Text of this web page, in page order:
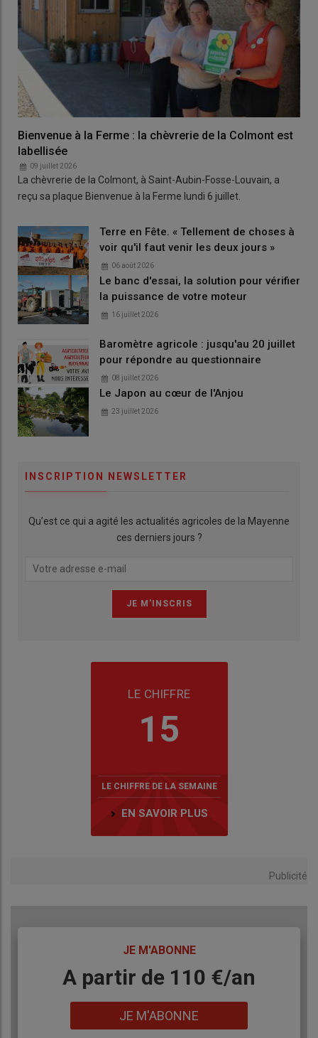
Bienvenue à la Ferme : la chèvrerie de la Colmont est
labellisée
09 juillet 2026
La chèvrerie de la Colmont, à Saint-Aubin-Fosse-Louvain, a
reçu sa plaque Bienvenue à la Ferme lundi 6 juillet.
Terre en Fête. « Tellement de choses à
voir qu'il faut venir les deux jours »
06 août 2026
Le banc d'essai, la solution pour vérifier
la puissance de votre moteur
16 juillet 2026
Baromètre agricole : jusqu'au 20 juillet
pour répondre au questionnaire
08 juillet 2026
Le Japon au cœur de l'Anjou
23 juillet 2026
INSCRIPTION NEWSLETTER
Qu’est ce qui a agité les actualités agricoles de la Mayenne
ces derniers jours ?
LE CHIFFRE
15
LE CHIFFRE DE LA SEMAINE
EN SAVOIR PLUS
Publicité
JE M'ABONNE
BodyA partir de 110 €/an
JE M'ABONNE